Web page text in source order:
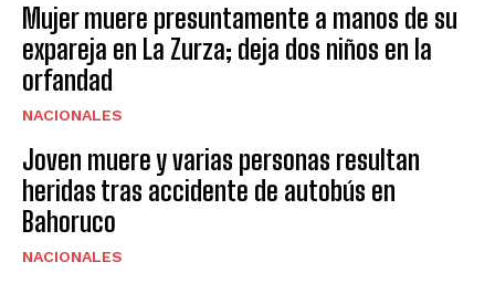
Mujer muere presuntamente a manos de su
expareja en La Zurza; deja dos niños en la
orfandad
NACIONALES
Joven muere y varias personas resultan
heridas tras accidente de autobús en
Bahoruco
NACIONALES